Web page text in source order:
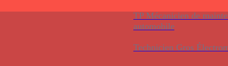
TP Mécanicien de
automobile
Technicien Gros